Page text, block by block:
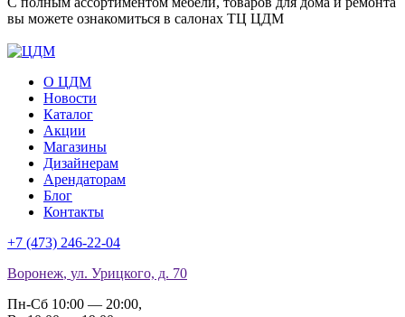
вы можете ознакомиться в салонах ТЦ ЦДМ
О ЦДМ
Новости
Каталог
Акции
Магазины
Дизайнерам
Арендаторам
Блог
Контакты
+7 (473) 246-22-04
Воронеж, ул. Урицкого, д. 70
Пн-Сб 10:00 — 20:00,